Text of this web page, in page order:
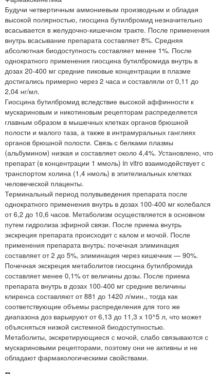
Будучи четвертичным аммониевым производным и обладая
высокой полярностью, гиосцина бутилбромид незначительно
всасывается в желудочно-кишечном тракте. После применения
внутрь всасывание препарата составляет 8%. Средняя
абсолютная биодоступность составляет менее 1%. После
однократного применения гиосцина бутилбромида внутрь в
дозах 20-400 мг средние пиковые концентрации в плазме
достигались примерно через 2 часа и составляли от 0,11 до
2,04 нг/мл.
Гиосцина бутилбромид вследствие высокой аффинности к
мускариновым и никотиновым рецепторам распределяется
главным образом в мышечных клетках органов брюшной
полости и малого таза, а также в интрамуральных ганглиях
органов брюшной полости. Связь с белками плазмы
(альбумином) низкая и составляет около 4,4%. Установлено, что
препарат (в концентрации 1 ммоль) in vitro взаимодействует с
транспортом холина (1,4 нмоль) в эпителиальных клетках
человеческой плаценты.
Терминальный период полувыведения препарата после
однократного применения внутрь в дозах 100-400 мг колебался
от 6,2 до 10,6 часов. Метаболизм осуществляется в основном
путем гидролиза эфирной связи. После приема внутрь
экскреция препарата происходит с калом и мочой. После
применения препарата внутрь: почечная элиминация
составляет от 2 до 5%, элиминация через кишечник — 90%.
Почечная экскреция метаболитов гиосцина бутилбромида
составляет менее 0,1% от величины дозы. После приема
препарата внутрь в дозах 100-400 мг средние величины
клиренса составляют от 881 до 1420 л/мин., тогда как
соответствующие объемы распределения для того же
диапазона доз варьируют от 6,13 до 11,3 х 10^5 л, что может
объясняться низкой системной биодоступностью.
Метаболиты, экскретирующиеся с мочой, слабо связываются с
мускариновыми рецепторами, поэтому они не активны и не
обладают фармакологическими свойствами.